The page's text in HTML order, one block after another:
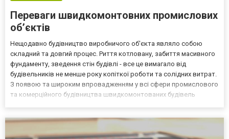
Переваги швидкомонтовних промислових
об’єктів
Нещодавно будівництво виробничого об'єкта являло собою
складний та довгий процес. Риття котловану, забиття масивного
фундаменту, зведення стін будівлі - все це вимагало від
будівельників не менше року копіткої роботи та солідних витрат.
З появою та широким впровадженням у всі сфери промислового
та комерційного будівництва швидкомонтованих будівель